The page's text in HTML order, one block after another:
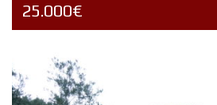
25.000€